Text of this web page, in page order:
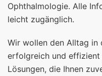
Ophthalmologie. Alle
leicht zugänglich.
Wir wollen den Alltag in
erfolgreich und effizient
Lösungen, die Ihnen